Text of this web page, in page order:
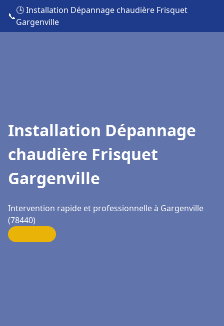
📞
🕒 Installation Dépannage chaudière Frisquet
Gargenville
Installation Dépannage
chaudière Frisquet
Gargenville
Intervention rapide et professionnelle à Gargenville
(78440)